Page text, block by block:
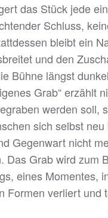
das Stück jede
Schluss,
bleibt ein
und den
Bühne längst
Grab“ erzählt
werden soll,
sich selbst neu
Gegenwart nicht
Das Grab wird zum
eines Momentes,
Formen verliert und